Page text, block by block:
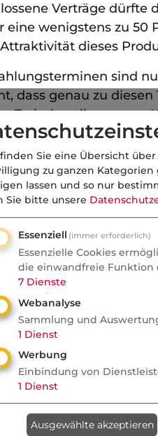
Verträge dürfte
wenigstens zu 50
dieses
sind
dass genau zu
Zwischentilgung von
Sie eine Übersicht
zu ganzen
lassen und so nur
Sie bitte unsere
Essenziell (immer erforderlich)
Essenzielle Cookies
die einwandfreie Funktion
7 Dienste
Webanalyse
Sammlung und
1 Dienst
Werbung
Einbindung von
1 Dienst
Ausgewählte akzeptieren